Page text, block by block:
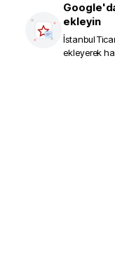
ekleyin
İstanbul
ekleyerek